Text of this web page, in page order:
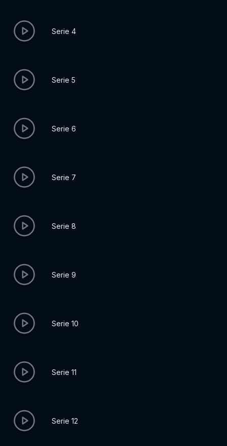
Serie 4
Serie 5
Serie 6
Serie 7
Serie 8
Serie 9
Serie 10
Serie 11
Serie 12